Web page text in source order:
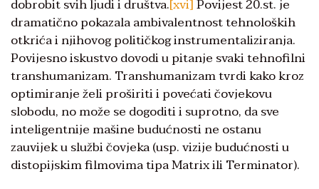
dobrobit svih ljudi i društva.[xvi]Povijest 20.st. je
dramatično pokazala ambivalentnost tehnoloških
otkrića i njihovog političkog instrumentaliziranja.
Povijesno iskustvo dovodi u pitanje svaki tehnofilni
transhumanizam. Transhumanizam tvrdi kako kroz
optimiranje želi proširiti i povećati čovjekovu
slobodu, no može se dogoditi i suprotno, da sve
inteligentnije mašine budućnosti ne ostanu
zauvijek u službi čovjeka (usp. vizije budućnosti u
distopijskim filmovima tipa Matrix ili Terminator).